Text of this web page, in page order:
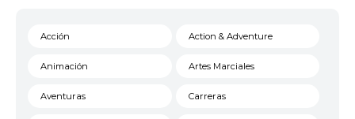
Acción Action & Adventure
Animación Artes Marciales
Aventuras Carreras